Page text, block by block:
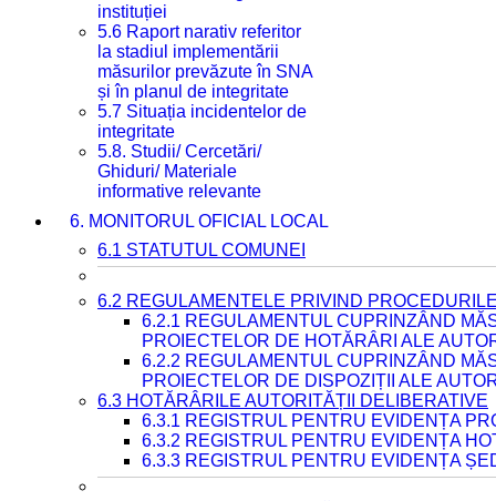
instituției
5.6 Raport narativ referitor
la stadiul implementării
măsurilor prevăzute în SNA
și în planul de integritate
5.7 Situația incidentelor de
integritate
5.8. Studii/ Cercetări/
Ghiduri/ Materiale
informative relevante
6. MONITORUL OFICIAL LOCAL
6.1 STATUTUL COMUNEI
6.2 REGULAMENTELE PRIVIND
6.2.1 REGULAMENTUL CUPRINZÂND
PROIECTELOR DE HOTĂRÂRI ALE
6.2.2 REGULAMENTUL CUPRINZÂND
PROIECTELOR DE DISPOZIȚII ALE
6.3 HOTĂRÂRILE AUTORITĂȚII DELIBERATIVE
6.3.1 REGISTRUL PENTRU EVIDENȚA
6.3.2 REGISTRUL PENTRU EVIDENȚA
6.3.3 REGISTRUL PENTRU EVIDENȚA